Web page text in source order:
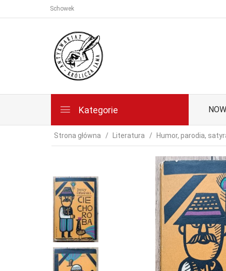
Schowek
Kategorie
Strona główna Literatura Humor, parodia,